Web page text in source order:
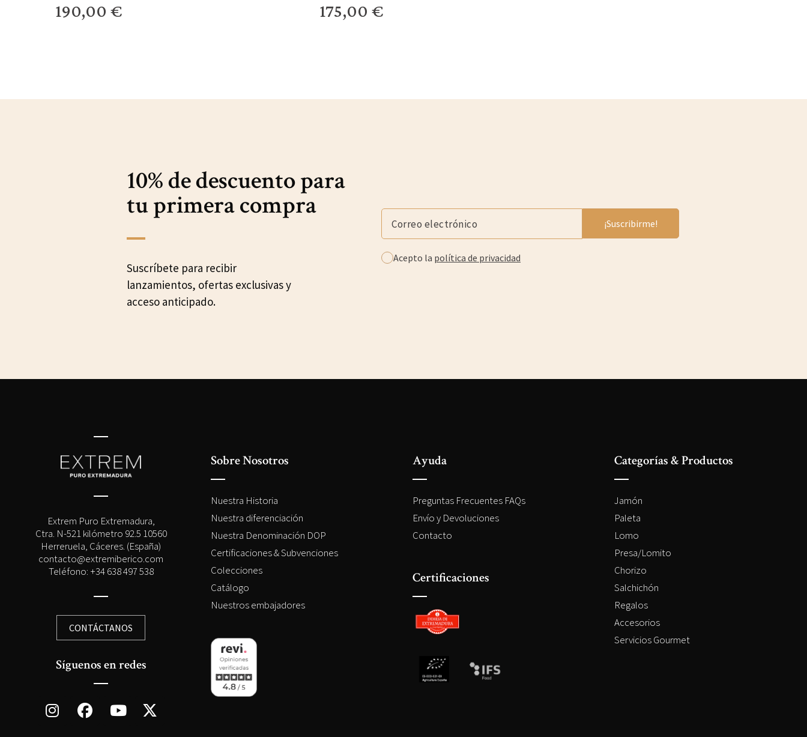
190,00 € 175,00 €
10% de descuento para
tu primera compra
Suscríbete para recibir
lanzamientos, ofertas exclusivas y
acceso anticipado.
Acepto la política de privacidad
Extrem Puro Extremadura,
Ctra. N-521 kilómetro 92.5 10560
Herreruela, Cáceres. (España)
contacto@extremiberico.com
Teléfono: +34 638 497 538
CONTÁCTANOS
Síguenos en redes
Sobre Nosotros
Nuestra Historia
Nuestra diferenciación
Nuestra Denominación DOP
Certificaciones & Subvenciones
Colecciones
Catálogo
Nuestros embajadores
Ayuda
Preguntas Frecuentes FAQs
Envío y Devoluciones
Contacto
Certificaciones
Categorías & Productos
Jamón
Paleta
Lomo
Presa/Lomito
Chorizo
Salchichón
Regalos
Accesorios
Servicios Gourmet